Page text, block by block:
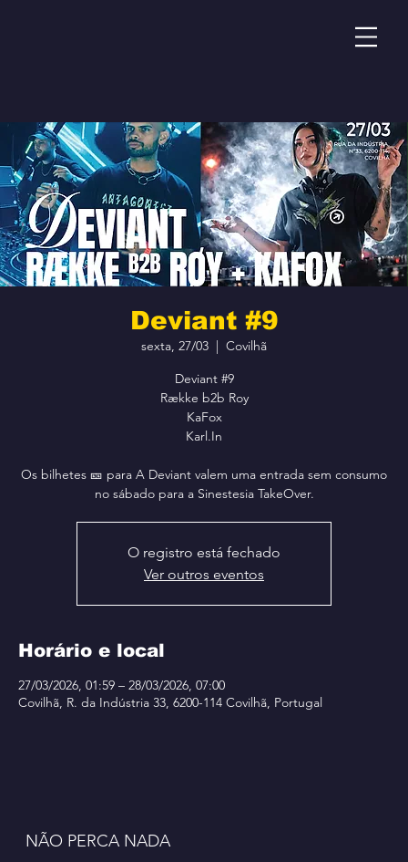
Deviant #9
sexta, 27/03
Covilhã
Deviant #9
Række b2b Roy
KaFox
Karl.In
Os bilhetes 🎫 para A Deviant valem uma entrada sem consumo
no sábado para a Sinestesia TakeOver.
O registro está fechado
Ver outros eventos
Horário e local
27/03/2026, 01:59 – 28/03/2026, 07:00
Covilhã, R. da Indústria 33, 6200-114 Covilhã, Portugal
NÃO PERCA NADA